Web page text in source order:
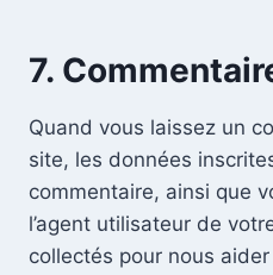
7.
Quand vous laissez un
site, les données
commentaire, ainsi que
l’agent utilisateur de
collectés pour nous